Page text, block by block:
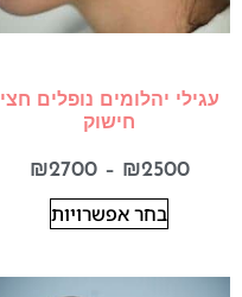
עגילי יהלומים נופלים חצי
חישוק
₪2500
–
₪2700
בחר אפשרויות